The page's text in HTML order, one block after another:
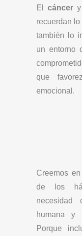
El cáncer
recuerdan
también lo
un entorno
que
emocional.⁣⁣
Creemos
de los
necesidad
humana y
Porque